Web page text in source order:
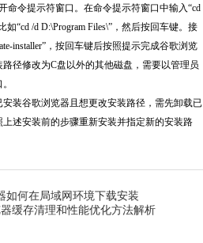
命令提示符窗口。在命令提示符窗口中输入“cd
如“cd /d D:\Program Files\”，然后按回车键。接
installer”，按回车键后按照提示完成谷歌浏览
径修改为C盘以外的其他磁盘，需要以管理员
装谷歌浏览器且想更改安装路径，需先卸载已
述安装前的步骤重新安装并指定新的安装路
如何在局域网环境下载安装
缓存清理和性能优化方法解析